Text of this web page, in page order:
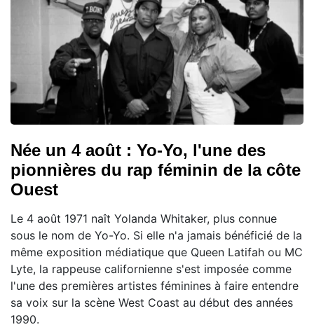
Née un 4 août : Yo-Yo, l'une des
pionnières du rap féminin de la côte
Ouest
Le 4 août 1971 naît Yolanda Whitaker, plus connue
sous le nom de Yo-Yo. Si elle n'a jamais bénéficié de la
même exposition médiatique que Queen Latifah ou MC
Lyte, la rappeuse californienne s'est imposée comme
l'une des premières artistes féminines à faire entendre
sa voix sur la scène West Coast au début des années
1990.